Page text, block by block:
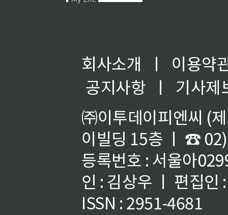
회사소개 ㅣ
이용약
공지사항
ㅣ
기사제
㈜이투데이피엔씨 (
이빌딩 15층 ㅣ ☎
등록번호 : 서울아
인 : 김상우 ㅣ 편집인
ISSN : 2951-4681